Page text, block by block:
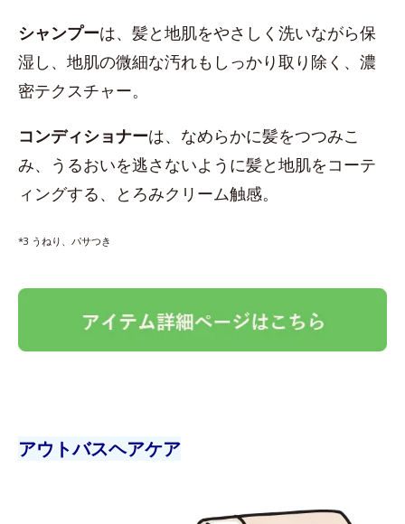
シャンプーは、髪と地肌をやさしく洗いながら保
湿し、地肌の微細な汚れもしっかり取り除く、濃
密テクスチャー。
コンディショナーは、なめらかに髪をつつみこ
み、うるおいを逃さないように髪と地肌をコーテ
ィングする、とろみクリーム触感。
*3 うねり、パサつき
アウトバスヘアケア